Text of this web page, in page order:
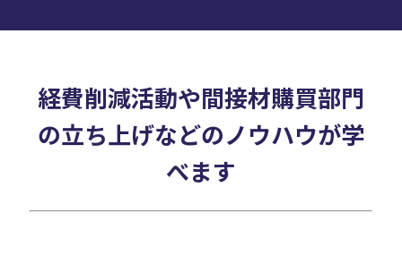
Company
経費削減活動や間接材購買部門
の立ち上げなどのノウハウが学
べます